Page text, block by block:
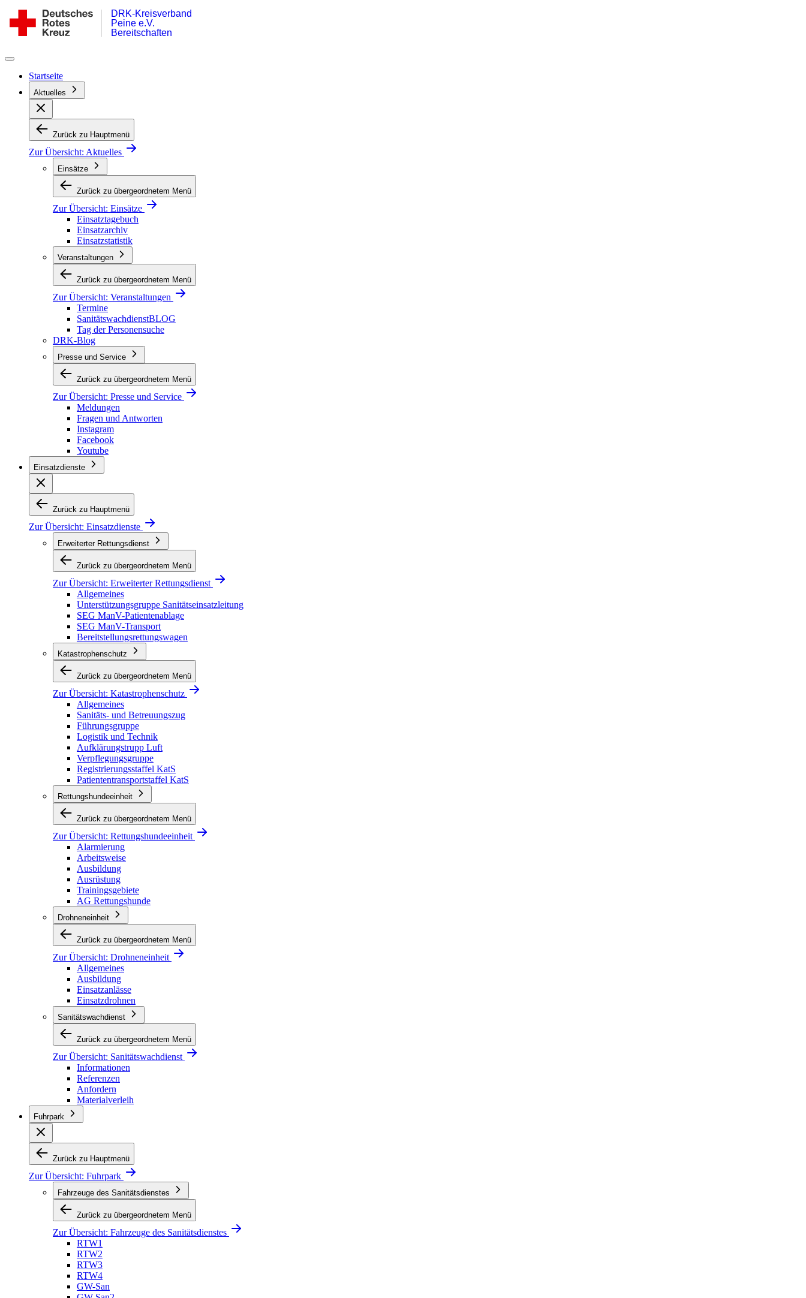
Inhalt
springen
Bereitschaft
Peine
Bereitschaften
Peine e.V.
DRK-Kreisverband
Startseite
Aktuelles
Zurück zu Hauptmenü
Zur Übersicht: Aktuelles
Einsätze
Zurück zu übergeordnetem Menü
Zur Übersicht: Einsätze
Einsatztagebuch
Einsatzarchiv
Einsatzstatistik
Veranstaltungen
Zurück zu übergeordnetem Menü
Zur Übersicht: Veranstaltungen
Termine
SanitätswachdienstBLOG
Tag der Personensuche
DRK-Blog
Presse und Service
Zurück zu übergeordnetem Menü
Zur Übersicht: Presse und Service
Meldungen
Fragen und Antworten
Instagram
Facebook
Youtube
Einsatzdienste
Zurück zu Hauptmenü
Zur Übersicht: Einsatzdienste
Erweiterter Rettungsdienst
Zurück zu übergeordnetem Menü
Zur Übersicht: Erweiterter Rettungsdienst
Allgemeines
Unterstützungsgruppe Sanitätseinsatzleitung
SEG ManV-Patientenablage
SEG ManV-Transport
Bereitstellungsrettungswagen
Katastrophenschutz
Zurück zu übergeordnetem Menü
Zur Übersicht: Katastrophenschutz
Allgemeines
Sanitäts- und Betreuungszug
Führungsgruppe
Logistik und Technik
Aufklärungstrupp Luft
Verpflegungsgruppe
Registrierungsstaffel KatS
Patiententransportstaffel KatS
Rettungshundeeinheit
Zurück zu übergeordnetem Menü
Zur Übersicht: Rettungshundeeinheit
Alarmierung
Arbeitsweise
Ausbildung
Ausrüstung
Trainingsgebiete
AG Rettungshunde
Drohneneinheit
Zurück zu übergeordnetem Menü
Zur Übersicht: Drohneneinheit
Allgemeines
Ausbildung
Einsatzanlässe
Einsatzdrohnen
Sanitätswachdienst
Zurück zu übergeordnetem Menü
Zur Übersicht: Sanitätswachdienst
Informationen
Referenzen
Anfordern
Materialverleih
Fuhrpark
Zurück zu Hauptmenü
Zur Übersicht: Fuhrpark
Fahrzeuge des Sanitätsdienstes
Zurück zu übergeordnetem Menü
Zur Übersicht: Fahrzeuge des Sanitätsdienstes
RTW1
RTW2
RTW3
RTW4
GW-San